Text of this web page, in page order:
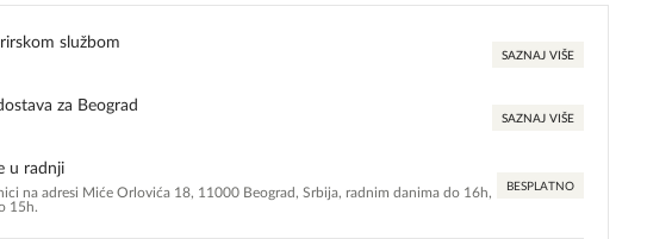
službom
SAZNAJ VIŠE
za Beograd
SAZNAJ VIŠE
u radnji
na adresi Miće Orlovića 18, 11000 Beograd, Srbija, radnim danima do 16h,
15h.
BESPLATNO